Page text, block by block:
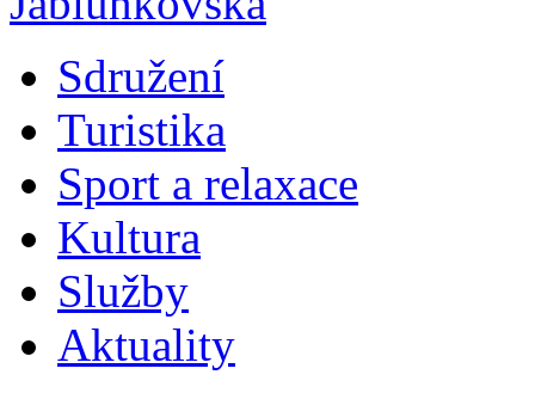
Sdružení
Turistika
Sport a relaxace
Kultura
Služby
Aktuality